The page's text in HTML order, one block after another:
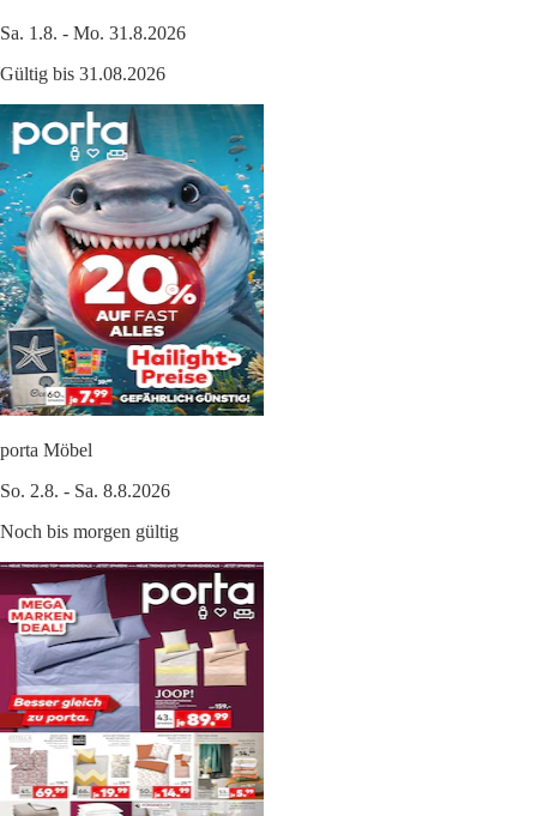
Sa. 1.8. - Mo. 31.8.2026
Gültig bis 31.08.2026
porta Möbel
So. 2.8. - Sa. 8.8.2026
Noch bis morgen gültig